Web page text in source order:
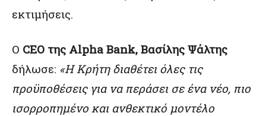
εκτιμήσεις.
O CEO της Alpha Bank, Βασίλης Ψάλτης
δήλωσε: «Η Κρήτη διαθέτει όλες τις
προϋποθέσεις για να περάσει σε ένα νέο, πιο
ισορροπημένο και ανθεκτικό μοντέλο